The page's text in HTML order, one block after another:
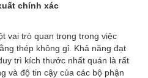
chính xác
vai trò quan trọng trong việc
thép không gỉ. Khả năng đạt
trì kích thước nhất quán là rất
và độ tin cậy của các bộ phận